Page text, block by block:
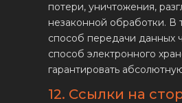
потери, уничтожения,
незаконной обработки. В
способ передачи данных
способ электронного
гарантировать
12. Ссылки на